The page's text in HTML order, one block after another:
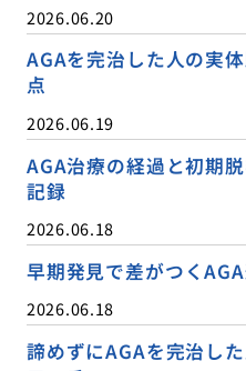
2026.06.20
AGAを完治した人の実
点
2026.06.19
AGA治療の経過と初期
記録
2026.06.18
早期発見で差がつく
2026.06.18
諦めずにAGAを完治し